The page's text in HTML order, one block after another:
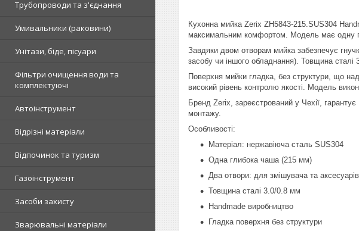
Трубопроводи та з'єднання
Умивальники (раковини)
Унітази, біде, пісуари
Фільтри очищення води та
комплектуючі
Автоінструмент
Відрізні матеріали
Відпочинок та туризм
Газоінструмент
Засоби захисту
Зварювальні матеріали
Кухонна мийка Zerix ZH5843-215.SUS304
максимальним комфортом. Модель має одну
Завдяки двом отворам мийка забезпечує
засобу чи іншого обладнання). Товщина сталі
Поверхня мийки гладка, без структури, що
високий рівень контролю якості. Модель
Бренд Zerix, зареєстрований у Чехії,
монтажу.
Особливості:
Матеріал: нержавіюча сталь SUS304
Одна глибока чаша (215 мм)
Два отвори: для змішувача та аксесуарів
Товщина сталі 3.0/0.8 мм
Handmade виробництво
Гладка поверхня без структури